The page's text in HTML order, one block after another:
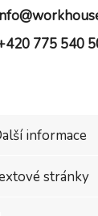
775 540
informace
stránky